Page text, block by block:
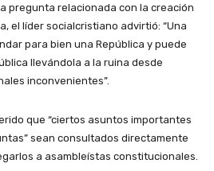
pregunta relacionada con la creación
el líder socialcristiano advirtió: “Una
para bien una República y puede
llevándola a la ruina desde
inconvenientes”.
que “ciertos asuntos importantes
sean consultados directamente
a asambleístas constitucionales.